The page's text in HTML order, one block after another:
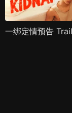
一绑定情预告